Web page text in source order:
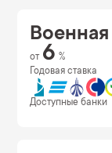
Годовая ставка
от 6 %
Доступные банки